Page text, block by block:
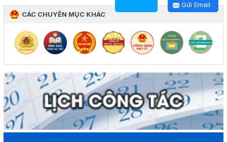
Gửi Email
CÁC CHUYÊN MỤC KHÁC